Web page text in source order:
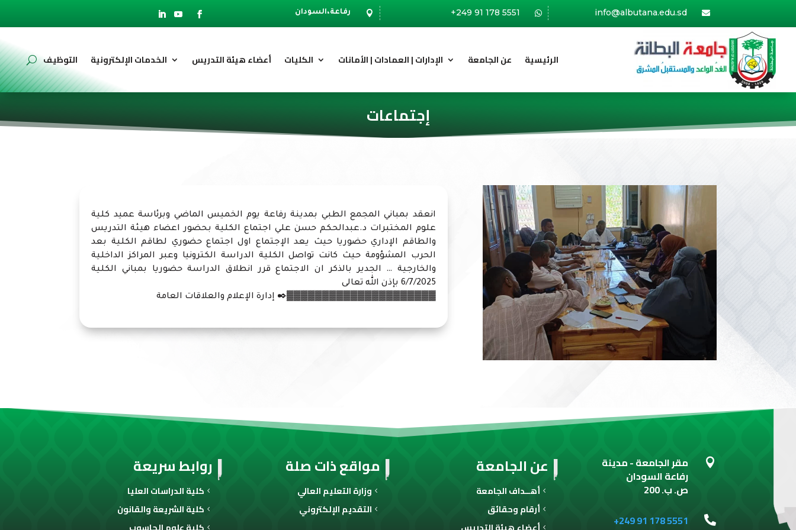
 رفاعة،السودان 
+249 91 178 5551 
info@albutana.edu.sd
الرئيسية عن الجامعة الإدارات | العمادات | الأمانات الكليات أعضاء هيئة التدريس الخدمات الإلكترونية التوظيف
إجتماعات
انعقد بمباني المجمع الطبي بمدينة رفاعة يوم الخميس الماضي وبرئاسة عميد كلية
علوم المختبرات د.عبدالحكم حسن علي اجتماع الكلية بحضور اعضاء هيئة التدريس
والطاقم الإداري حضوريا حيث يعد الإجتماع اول اجتماع حضوري لطاقم الكلية بعد
الحرب المشؤومة حيث كانت تواصل الكلية الدراسة الكترونيا وعبر المراكز الداخلية
والخارجية … الجدير بالذكر ان الاجتماع قرر انطلاق الدراسة حضوريا بمباني الكلية
6/7/2025 بإذن الله تعالى
▓▓▓▓▓▓▓▓▓▓▓▓▓▓▓▓▓▓▓▓▓✒️ إدارة الإعلام والعلاقات العامة
روابط سريعة
كلية الدراسات العليا
كلية الشريعة والقانون
مواقع ذات صلة
وزارة التعليم العالي
التقديم الإلكتروني
عن الجامعة
أهــداف الجامعة
أرقام وحقائق
 مقر الجامعة - مدينة
رفاعة السودان
ص. ب. 200

+249 91 178 5551